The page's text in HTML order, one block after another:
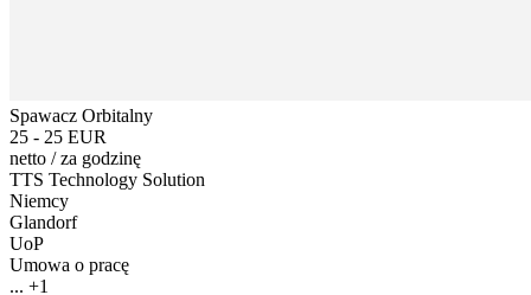
Spawacz Orbitalny
25 - 25 EUR
netto /za godzinę
TTS Technology Solution
Niemcy
Glandorf
UoP
Umowa o pracę
... +1